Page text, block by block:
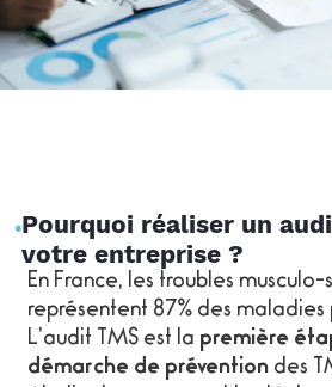
Pourquoi réaliser un
votre entreprise ?
En France, les troubles
représentent 87% des maladies
L’audit TMS est la première
démarche de prévention des